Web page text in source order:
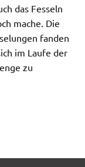
das Fesseln
mache. Die
fanden
im Laufe der
zu